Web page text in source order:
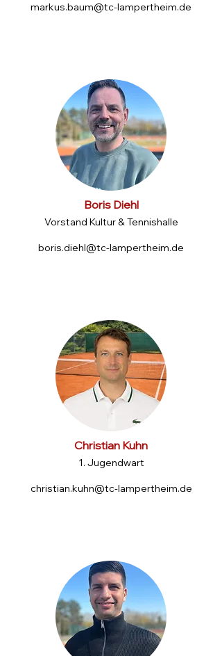
markus.baum@tc-lampertheim.de
Boris Diehl
Vorstand Kultur & Tennishalle
boris.diehl@tc-lampertheim.de
Christian Kuhn
1. Jugendwart
christian.kuhn@tc-lampertheim.de